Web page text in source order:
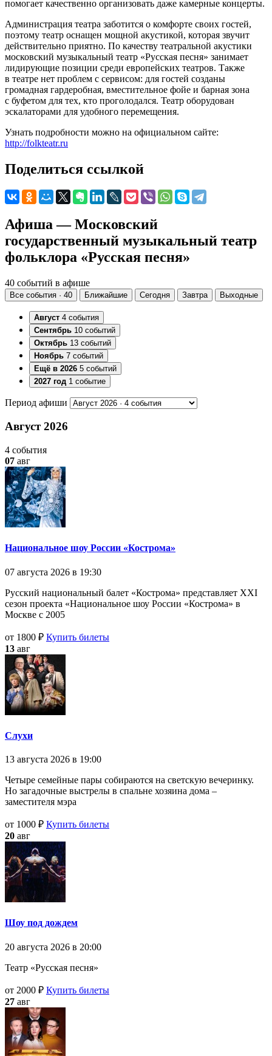
помогает качественно организовать даже камерные концерты.
Администрация театра заботится о комфорте своих гостей,
поэтому театр оснащен мощной акустикой, которая звучит
действительно приятно. По качеству театральной акустики
московский музыкальный театр «Русская песня» занимает
лидирующие позиции среди европейских театров. Также
в театре нет проблем с сервисом: для гостей созданы
громадная гардеробная, вместительное фойе и барная зона
с буфетом для тех, кто проголодался. Театр оборудован
эскалаторами для удобного перемещения.
Узнать подробности можно на официальном сайте:
http://folkteatr.ru
Поделиться ссылкой
Афиша — Московский
государственный музыкальный театр
фольклора «Русская песня»
40 событий в афише
Все события · 40 Ближайшие Сегодня Завтра Выходные
Август 4 события
Сентябрь 10 событий
Октябрь 13 событий
Ноябрь 7 событий
Ещё в 2026 5 событий
2027 год 1 событие
Период афиши
Август 2026
4 события
07 авг
Национальное шоу России «Кострома»
07 августа 2026 в 19:30
Русский национальный балет «Кострома» представляет XXI
сезон проекта «Национальное шоу России «Кострома» в
Москве с 2005
от 1800 ₽ Купить билеты
13 авг
Слухи
13 августа 2026 в 19:00
Четыре семейные пары собираются на светскую вечеринку.
Но загадочные выстрелы в спальне хозяина дома –
заместителя мэра
от 1000 ₽ Купить билеты
20 авг
Шоу под дождем
20 августа 2026 в 20:00
Театр «Русская песня»
от 2000 ₽ Купить билеты
27 авг